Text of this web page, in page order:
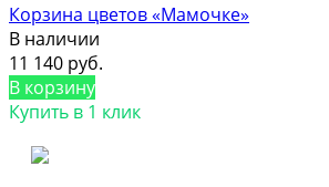
Корзина цветов «Мамочке»
В наличии
11 140 руб.
В корзину
Купить в 1 клик